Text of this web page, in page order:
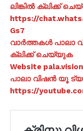
ലിങ്കിൽ ക്ലിക്ക്
https://
Gs7
വാർത്തകൾ പാലാ
ക്ലിക്ക് ചെയ്യുക
Website pala.vision
പാലാ വിഷൻ യൂ
https://